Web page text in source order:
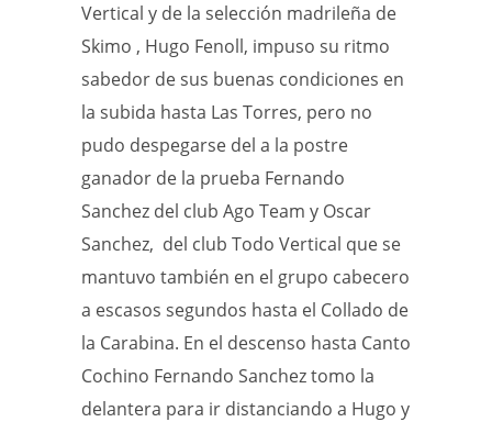
Vertical y de la selección madrileña de
Skimo , Hugo Fenoll, impuso su ritmo
sabedor de sus buenas condiciones en
la subida hasta Las Torres, pero no
pudo despegarse del a la postre
ganador de la prueba Fernando
Sanchez del club Ago Team y Oscar
Sanchez, del club Todo Vertical que se
mantuvo también en el grupo cabecero
a escasos segundos hasta el Collado de
la Carabina. En el descenso hasta Canto
Cochino Fernando Sanchez tomo la
delantera para ir distanciando a Hugo y